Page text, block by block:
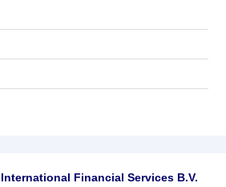
Financial Services B.V.